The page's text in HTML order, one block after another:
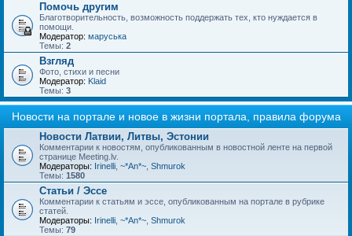
Помочь другим
Благотворительность, возможность поддержать тех, кто нуждается в
помощи.
Модератор: маруська
Темы: 2
Взгляд
Фото, стихи и песни
Модератор: Klaid
Темы: 3
Новости на портале и новое в жизни портала, правила форума
Новости Латвии, Литвы, Эстонии
Комментарии к новостям, опубликованным в новостной ленте на первой
странице Meeting.lv.
Модераторы: Irinelli ~*An*~ Shmurok
Темы: 1580
Статьи / Эссе
Комментарии к статьям и эссе, опубликованным на портале в рубрике
статей.
Модераторы: Irinelli ~*An*~ Shmurok
Темы: 79